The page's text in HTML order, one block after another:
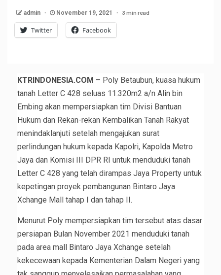
admin November 19, 2021 3 min read
Twitter Facebook
KTRINDONESIA.COM – Poly Betaubun, kuasa hukum
tanah Letter C 428 seluas 11.320m2 a/n Alin bin
Embing akan mempersiapkan tim Divisi Bantuan
Hukum dan Rekan-rekan Kembalikan Tanah Rakyat
menindaklanjuti setelah mengajukan surat
perlindungan hukum kepada Kapolri, Kapolda Metro
Jaya dan Komisi III DPR RI untuk menduduki tanah
Letter C 428 yang telah dirampas Jaya Property untuk
kepetingan proyek pembangunan Bintaro Jaya
Xchange Mall tahap I dan tahap II.
Menurut Poly mempersiapkan tim tersebut atas dasar
persiapan Bulan November 2021 menduduki tanah
pada area mall Bintaro Jaya Xchange setelah
kekecewaan kepada Kementerian Dalam Negeri yang